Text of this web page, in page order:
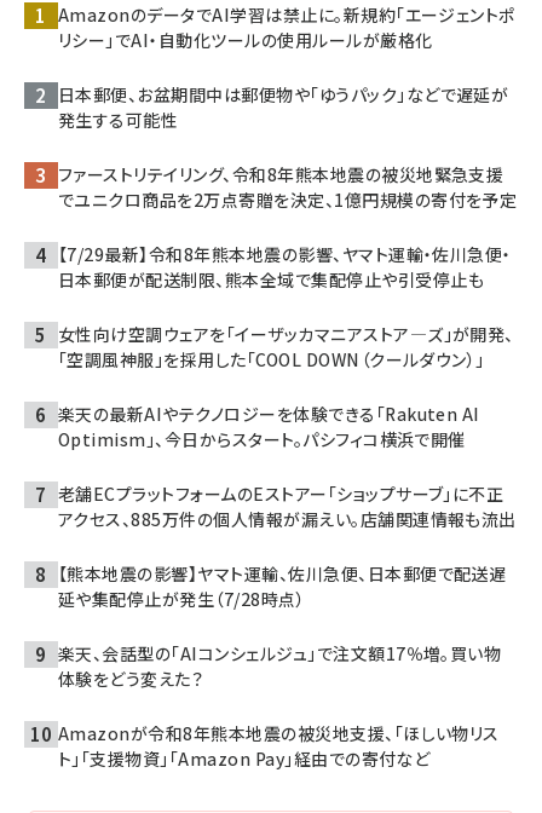
AmazonのデータでAI学習は禁止に。新規約「エージェントポ
リシー」でAI・自動化ツールの使用ルールが厳格化
日本郵便、お盆期間中は郵便物や「ゆうパック」などで遅延が
発生する可能性
ファーストリテイリング、令和8年熊本地震の被災地緊急支援
でユニクロ商品を2万点寄贈を決定、1億円規模の寄付を予定
【7/29最新】令和8年熊本地震の影響、ヤマト運輸・佐川急便・
日本郵便が配送制限、熊本全域で集配停止や引受停止も
女性向け空調ウェアを「イーザッカマニアストア―ズ」が開発、
「空調風神服」を採用した「COOL DOWN（クールダウン）」
楽天の最新AIやテクノロジーを体験できる「Rakuten AI
Optimism」、今日からスタート。パシフィコ横浜で開催
老舗ECプラットフォームのEストアー「ショップサーブ」に不正
アクセス、885万件の個人情報が漏えい。店舗関連情報も流出
【熊本地震の影響】ヤマト運輸、佐川急便、日本郵便で配送遅
延や集配停止が発生（7/28時点）
楽天、会話型の「AIコンシェルジュ」で注文額17％増。買い物
体験をどう変えた？
Amazonが令和8年熊本地震の被災地支援、「ほしい物リス
ト」「支援物資」「Amazon Pay」経由での寄付など